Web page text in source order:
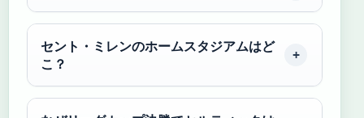
セント・ミレンのホームスタジアムはど
こ？